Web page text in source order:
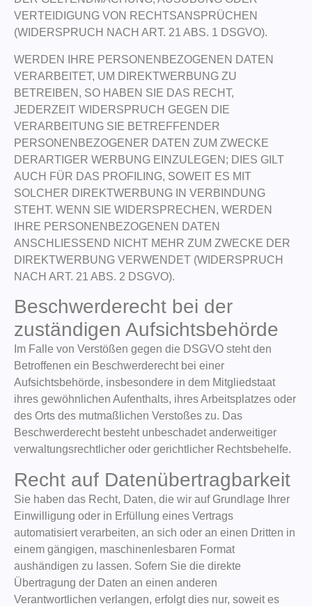
VERTEIDIGUNG VON RECHTSANSPRÜCHEN
(WIDERSPRUCH NACH ART. 21 ABS. 1 DSGVO).
WERDEN IHRE PERSONENBEZOGENEN DATEN
VERARBEITET, UM DIREKTWERBUNG ZU
BETREIBEN, SO HABEN SIE DAS RECHT,
JEDERZEIT WIDERSPRUCH GEGEN DIE
VERARBEITUNG SIE BETREFFENDER
PERSONENBEZOGENER DATEN ZUM ZWECKE
DERARTIGER WERBUNG EINZULEGEN; DIES GILT
AUCH FÜR DAS PROFILING, SOWEIT ES MIT
SOLCHER DIREKTWERBUNG IN VERBINDUNG
STEHT. WENN SIE WIDERSPRECHEN, WERDEN
IHRE PERSONENBEZOGENEN DATEN
ANSCHLIESSEND NICHT MEHR ZUM ZWECKE DER
DIREKTWERBUNG VERWENDET (WIDERSPRUCH
NACH ART. 21 ABS. 2 DSGVO).
Beschwerde­recht bei der
zuständigen Aufsichts­behörde
Im Falle von Verstößen gegen die DSGVO steht den
Betroffenen ein Beschwerderecht bei einer
Aufsichtsbehörde, insbesondere in dem Mitgliedstaat
ihres gewöhnlichen Aufenthalts, ihres Arbeitsplatzes oder
des Orts des mutmaßlichen Verstoßes zu. Das
Beschwerderecht besteht unbeschadet anderweitiger
verwaltungsrechtlicher oder gerichtlicher Rechtsbehelfe.
Recht auf Daten­übertrag­barkeit
Sie haben das Recht, Daten, die wir auf Grundlage Ihrer
Einwilligung oder in Erfüllung eines Vertrags
automatisiert verarbeiten, an sich oder an einen Dritten in
einem gängigen, maschinenlesbaren Format
aushändigen zu lassen. Sofern Sie die direkte
Übertragung der Daten an einen anderen
Verantwortlichen verlangen, erfolgt dies nur, soweit es